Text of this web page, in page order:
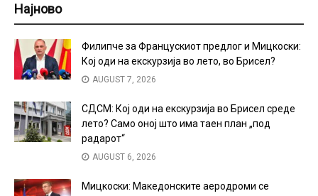
Најново
Филипче за Францускиот предлог и Мицкоски:
Кој оди на екскурзија во лето, во Брисел?
AUGUST 7, 2026
СДСМ: Кој оди на екскурзија во Брисел среде
лето? Само оној што има таен план „под
радарот“
AUGUST 6, 2026
Мицкоски: Македонските аеродроми се